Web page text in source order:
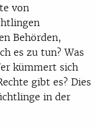
von
Behörden,
es zu tun? Was
kümmert sich
gibt es? Dies
in der